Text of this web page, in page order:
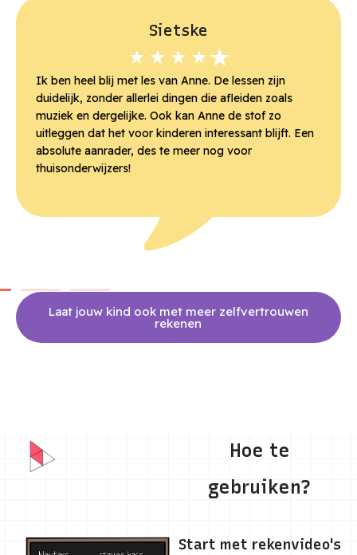
Sietske
★ ★ ★ ★ ★
Ik ben heel blij met les van Anne. De lessen zijn
duidelijk, zonder allerlei dingen die afleiden zoals
muziek en dergelijke. Ook kan Anne de stof zo
uitleggen dat het voor kinderen interessant blijft. Een
absolute aanrader, des te meer nog voor
thuisonderwijzers!
Laat jouw kind ook met meer zelfvertrouwen
rekenen
Hoe te
gebruiken?
Start met rekenvideo's